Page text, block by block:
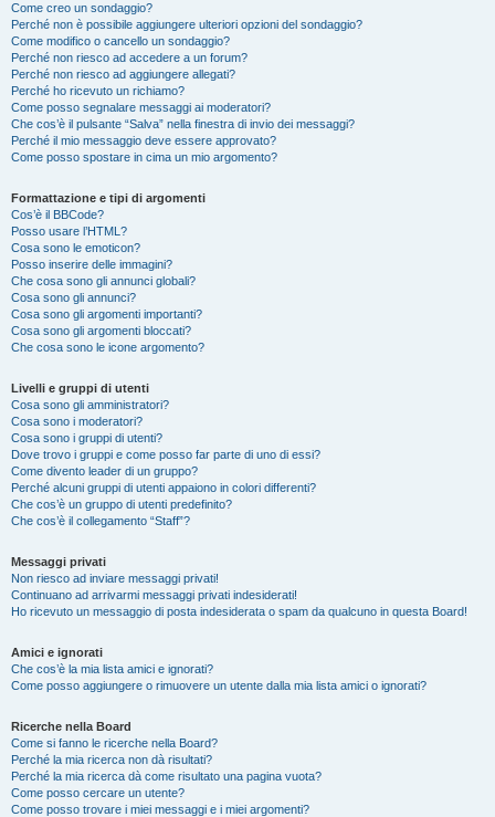
Come creo un sondaggio?
Perché non è possibile aggiungere ulteriori opzioni del sondaggio?
Come modifico o cancello un sondaggio?
Perché non riesco ad accedere a un forum?
Perché non riesco ad aggiungere allegati?
Perché ho ricevuto un richiamo?
Come posso segnalare messaggi ai moderatori?
Che cos’è il pulsante “Salva” nella finestra di invio dei messaggi?
Perché il mio messaggio deve essere approvato?
Come posso spostare in cima un mio argomento?
Formattazione e tipi di argomenti
Cos’è il BBCode?
Posso usare l’HTML?
Cosa sono le emoticon?
Posso inserire delle immagini?
Che cosa sono gli annunci globali?
Cosa sono gli annunci?
Cosa sono gli argomenti importanti?
Cosa sono gli argomenti bloccati?
Che cosa sono le icone argomento?
Livelli e gruppi di utenti
Cosa sono gli amministratori?
Cosa sono i moderatori?
Cosa sono i gruppi di utenti?
Dove trovo i gruppi e come posso far parte di uno di essi?
Come divento leader di un gruppo?
Perché alcuni gruppi di utenti appaiono in colori differenti?
Che cos’è un gruppo di utenti predefinito?
Che cos’è il collegamento “Staff”?
Messaggi privati
Non riesco ad inviare messaggi privati!
Continuano ad arrivarmi messaggi privati indesiderati!
Ho ricevuto un messaggio di posta indesiderata o spam da qualcuno in questa Board!
Amici e ignorati
Che cos’è la mia lista amici e ignorati?
Come posso aggiungere o rimuovere un utente dalla mia lista amici o ignorati?
Ricerche nella Board
Come si fanno le ricerche nella Board?
Perché la mia ricerca non dà risultati?
Perché la mia ricerca dà come risultato una pagina vuota?
Come posso cercare un utente?
Come posso trovare i miei messaggi e i miei argomenti?